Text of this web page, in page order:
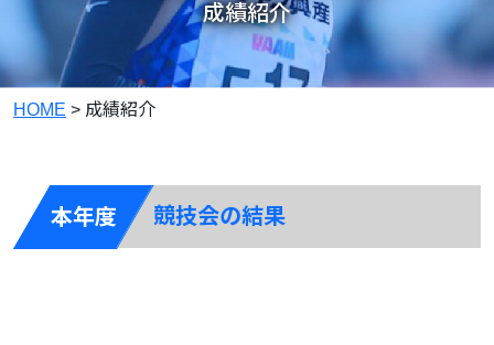
成績紹介
HOME > 成績紹介
本年度 競技会の結果